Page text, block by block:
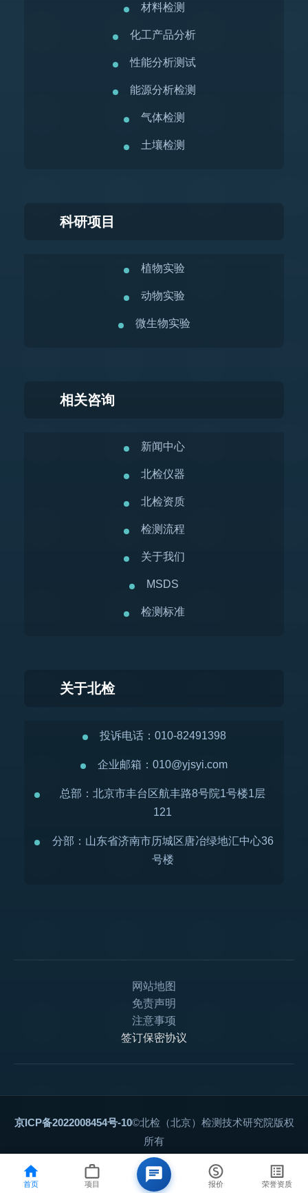
材料检测
化工产品分析
性能分析测试
能源分析检测
气体检测
土壤检测
科研项目
植物实验
动物实验
微生物实验
相关咨询
新闻中心
北检仪器
北检资质
检测流程
关于我们
MSDS
检测标准
关于北检
投诉电话：010-82491398
企业邮箱：010@yjsyi.com
总部：北京市丰台区航丰路8号院1号楼1层
121
分部：山东省济南市历城区唐冶绿地汇中心36
号楼
网站地图
免责声明
注意事项
签订保密协议
京ICP备2022008454号-10©北检（北京）检测技术研究院版权
所有
首页 项目 报价 荣誉资质